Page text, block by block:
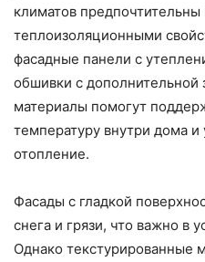
климатов
теплоизоляционными
фасадные панели с
обшивки с дополнительной
материалы помогут
температуру внутри дома и
отопление.
Фасады с гладкой
снега и грязи, что важно в
Однако текстурированные